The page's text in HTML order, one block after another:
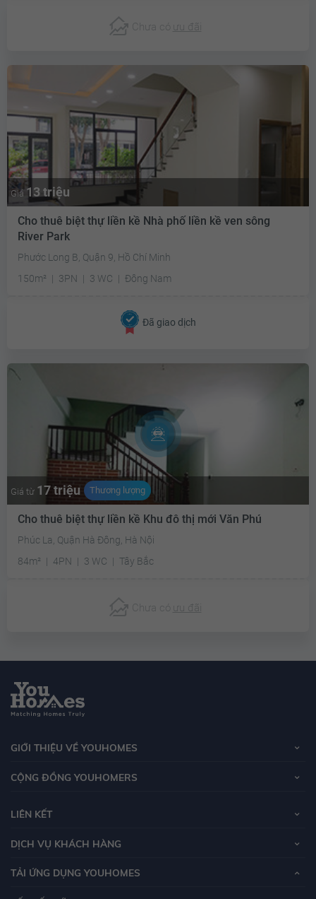
Chưa có ưu đãi
Giá 13 triệu
Cho thuê biệt thự liền kề Nhà phố liền kề ven sông
River Park
Phước Long B, Quận 9, Hồ Chí Minh
150m²
3PN 3 WC Đông Nam
Đã giao dịch
Giá từ 17 triệu Thương lượng
Cho thuê biệt thự liền kề Khu đô thị mới Văn Phú
Phúc La, Quận Hà Đông, Hà Nội
84m²
4PN 3 WC Tây Bắc
Chưa có ưu đãi
GIỚI THIỆU VỀ YOUHOMES
CỘNG ĐỒNG YOUHOMERS
LIÊN KẾT
DỊCH VỤ KHÁCH HÀNG
TẢI ỨNG DỤNG YOUHOMES